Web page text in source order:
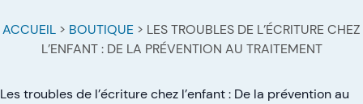
ACCUEIL > BOUTIQUE > LES TROUBLES DE L’ÉCRITURE CHEZ
L’ENFANT : DE LA PRÉVENTION AU TRAITEMENT
Les troubles de l’écriture chez l’enfant : De la prévention au